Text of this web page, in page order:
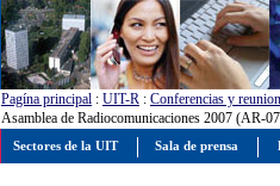
Pagína principal : UIT-R : Conferencias y
Asamblea de Radiocomunicaciones 2007 (AR-
Sectores de la UIT Sala de prensa